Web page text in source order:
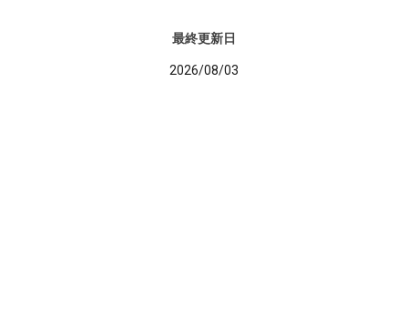
最終更新日
2026/08/03